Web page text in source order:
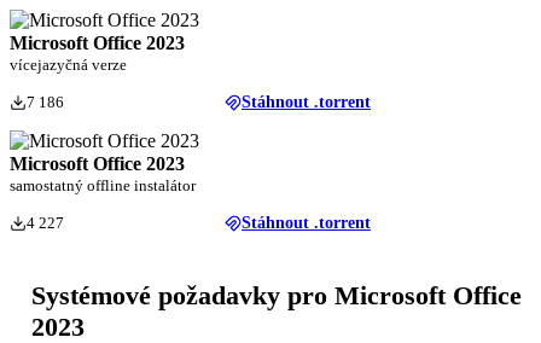
Microsoft Office 2023
vícejazyčná verze
7 186 Stáhnout .torrent
Microsoft Office 2023
samostatný offline instalátor
4 227 Stáhnout .torrent
Systémové požadavky pro Microsoft Office
2023